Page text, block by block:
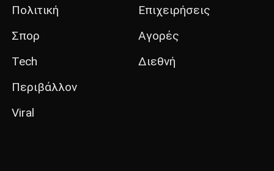
Πολιτική
Σπορ
Tech
Περιβάλλον
Viral
Επιχειρήσεις
Αγορές
Διεθνή